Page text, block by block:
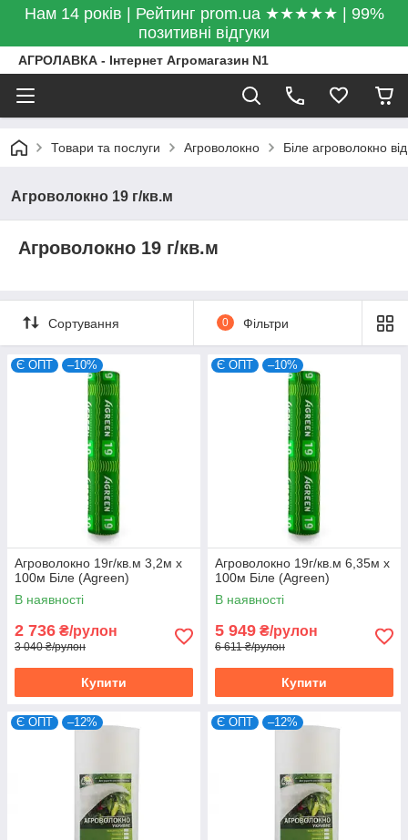
Нам 14 років | Рейтинг prom.ua ★★★★★ | 99%
позитивні відгуки
АГРОЛАВКА - Інтернет Агромагазин N1
Товари та послуги Агроволокно Біле агроволокно
Агроволокно 19 г/кв.м
Агроволокно 19 г/кв.м
Сортування 0 Фільтри
Є ОПТ –10%
Агроволокно 19г/кв.м 3,2м х
100м Біле (Agreen)
В наявності
2 736 ₴/рулон
3 040 ₴/рулон
Купити
Є ОПТ –10%
Агроволокно 19г/кв.м 6,35м х
100м Біле (Agreen)
В наявності
5 949 ₴/рулон
6 611 ₴/рулон
Купити
Є ОПТ –12% Є ОПТ –12%